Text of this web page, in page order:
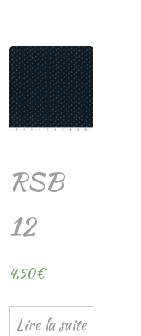
RSB
12
4,50€
Lire la suite